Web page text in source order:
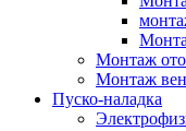
Монтаж
Монтаж
Пуско-наладка